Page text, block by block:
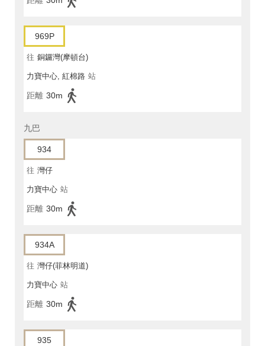
969P
往 銅鑼灣(摩頓台)
力寶中心, 紅棉路 站
距離 30m
九巴
934
往 灣仔
力寶中心 站
距離 30m
934A
往 灣仔(菲林明道)
力寶中心 站
距離 30m
935